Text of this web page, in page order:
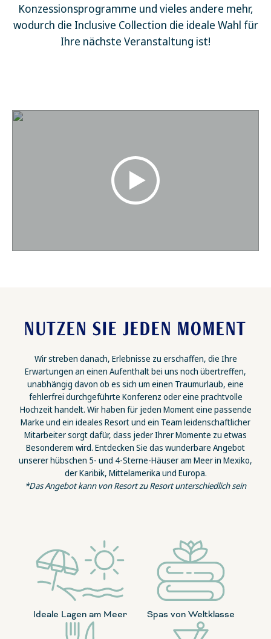
Konzessionsprogramme und vieles andere mehr,
wodurch die Inclusive Collection die ideale Wahl für
Ihre nächste Veranstaltung ist!
NUTZEN SIE JEDEN MOMENT
Wir streben danach, Erlebnisse zu erschaffen, die Ihre
Erwartungen an einen Aufenthalt bei uns noch übertreffen,
unabhängig davon ob es sich um einen Traumurlaub, eine
fehlerfrei durchgeführte Konferenz oder eine prachtvolle
Hochzeit handelt. Wir haben für jeden Moment eine passende
Marke und ein ideales Resort und ein Team leidenschaftlicher
Mitarbeiter sorgt dafür, dass jeder Ihrer Momente zu etwas
Besonderem wird. Entdecken Sie das wunderbare Angebot
unserer hübschen 5- und 4-Sterne-Häuser am Meer in Mexiko,
der Karibik, Mittelamerika und Europa.
*Das Angebot kann von Resort zu Resort unterschiedlich sein
Ideale Lagen am Meer Spas von Weltklasse